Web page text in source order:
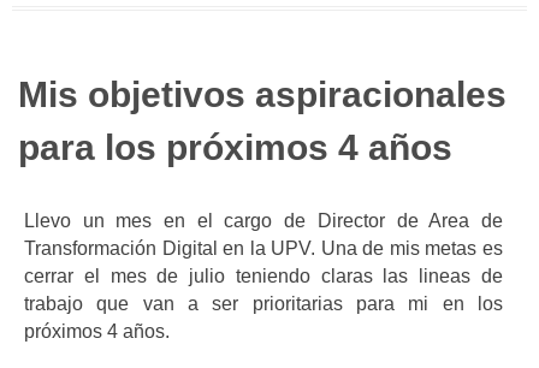
Mis objetivos aspiracionales
para los próximos 4 años
Llevo un mes en el cargo de Director de Area de
Transformación Digital en la UPV. Una de mis metas es
cerrar el mes de julio teniendo claras las lineas de
trabajo que van a ser prioritarias para mi en los
próximos 4 años.